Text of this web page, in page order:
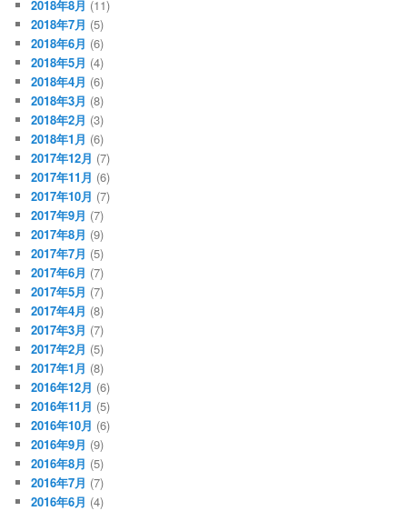
2018年8月 (11)
2018年7月 (5)
2018年6月 (6)
2018年5月 (4)
2018年4月 (6)
2018年3月 (8)
2018年2月 (3)
2018年1月 (6)
2017年12月 (7)
2017年11月 (6)
2017年10月 (7)
2017年9月 (7)
2017年8月 (9)
2017年7月 (5)
2017年6月 (7)
2017年5月 (7)
2017年4月 (8)
2017年3月 (7)
2017年2月 (5)
2017年1月 (8)
2016年12月 (6)
2016年11月 (5)
2016年10月 (6)
2016年9月 (9)
2016年8月 (5)
2016年7月 (7)
2016年6月 (4)